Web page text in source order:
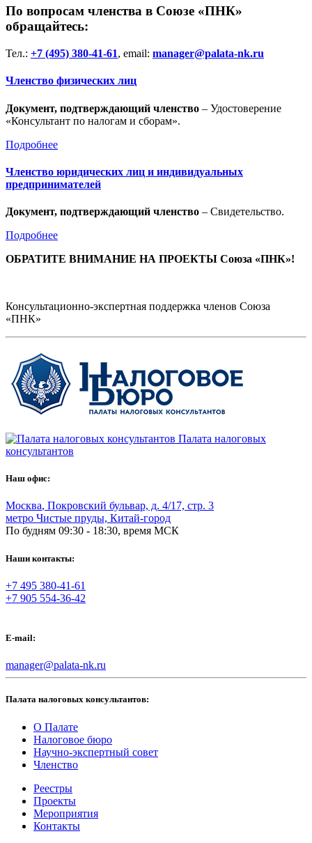
По вопросам членства в Союзе «ПНК»
обращайтесь:
Тел.: +7 (495) 380-41-61, email: manager@palata-nk.ru
Членство физических лиц
Документ, подтверждающий членство – Удостоверение
«Консультант по налогам и сборам».
Подробнее
Членство юридических лиц и индивидуальных
предпринимателей
Документ, подтверждающий членство – Свидетельство.
Подробнее
ОБРАТИТЕ ВНИМАНИЕ НА ПРОЕКТЫ Союза «ПНК»!
Консультационно-экспертная поддержка членов Союза
«ПНК»
Палата налоговых
консультантов
Наш офис:
Москва, Покровский бульвар, д. 4/17, стр. 3
метро Чистые пруды, Китай-город
По будням 09:30 - 18:30, время МСК
Наши контакты:
+7 495 380-41-61
+7 905 554-36-42
E-mail:
manager@palata-nk.ru
Палата налоговых консультантов:
О Палате
Налоговое бюро
Научно-экспертный совет
Членство
Реестры
Проекты
Мероприятия
Контакты